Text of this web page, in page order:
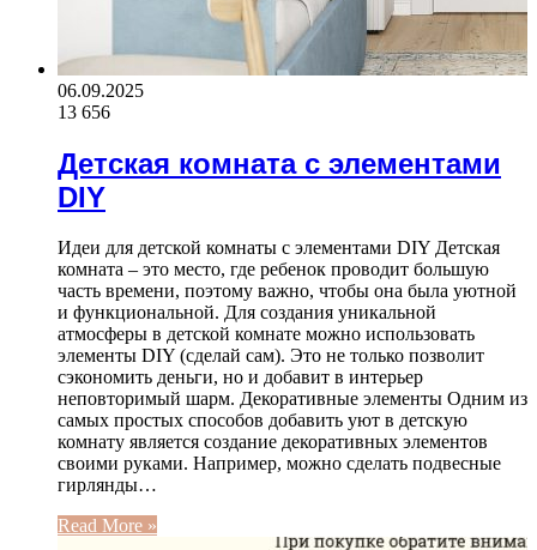
06.09.2025
13 656
Детская комната с элементами
DIY
Идеи для детской комнаты с элементами DIY Детская
комната – это место, где ребенок проводит большую
часть времени, поэтому важно, чтобы она была уютной
и функциональной. Для создания уникальной
атмосферы в детской комнате можно использовать
элементы DIY (сделай сам). Это не только позволит
сэкономить деньги, но и добавит в интерьер
неповторимый шарм. Декоративные элементы Одним из
самых простых способов добавить уют в детскую
комнату является создание декоративных элементов
своими руками. Например, можно сделать подвесные
гирлянды…
Read More »